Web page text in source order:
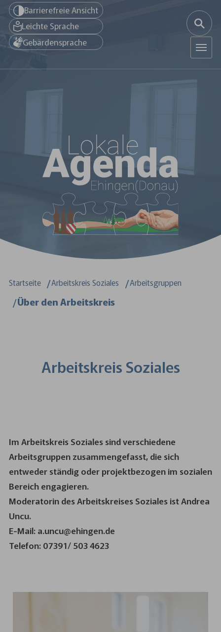
Zum Hauptinhalt springen
Barrierefreie Ansicht
Leichte Sprache
Gebärdensprache
Startseite Arbeitskreis Soziales Arbeitsgruppen
Über den Arbeitskreis
Arbeitskreis Soziales
Im Arbeitskreis Soziales sind verschiedene
Arbeitsgruppen zusammengefasst, die sich
entweder ständig oder projektbezogen im sozialen
Bereich engagieren.
Moderatorin des Arbeitskreises Soziales ist Andrea
Uncu.
E-Mail: a.uncu@ehingen.de
Telefon: 07391/ 503 4623